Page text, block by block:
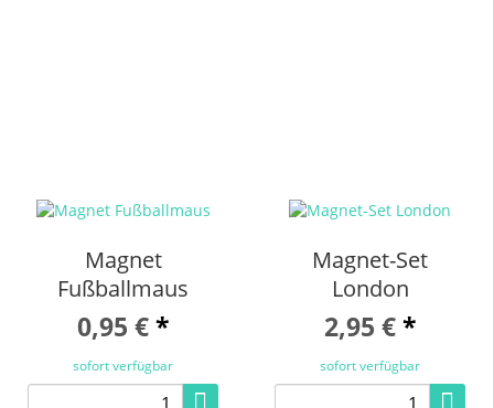
Magnet
Fußballmaus
0,95 € *
sofort verfügbar
Magnet-Set
London
2,95 € *
sofort verfügbar